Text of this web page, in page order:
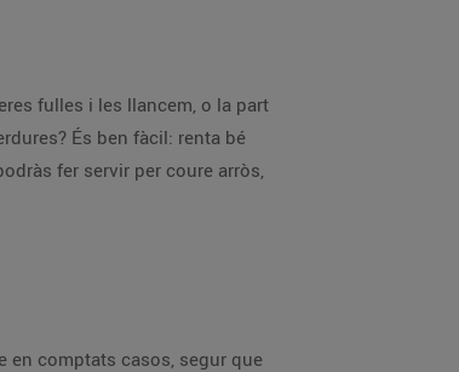
fulles i les llancem, o la part
És ben fàcil: renta bé
fer servir per coure arròs,
en comptats casos, segur que